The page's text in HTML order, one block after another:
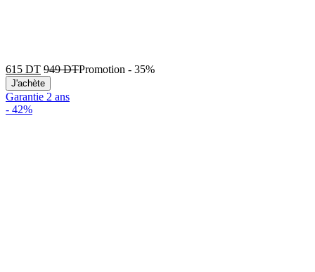
615 DT 949DTPromotion - 35%
J'achète
Garantie 2 ans
- 42%